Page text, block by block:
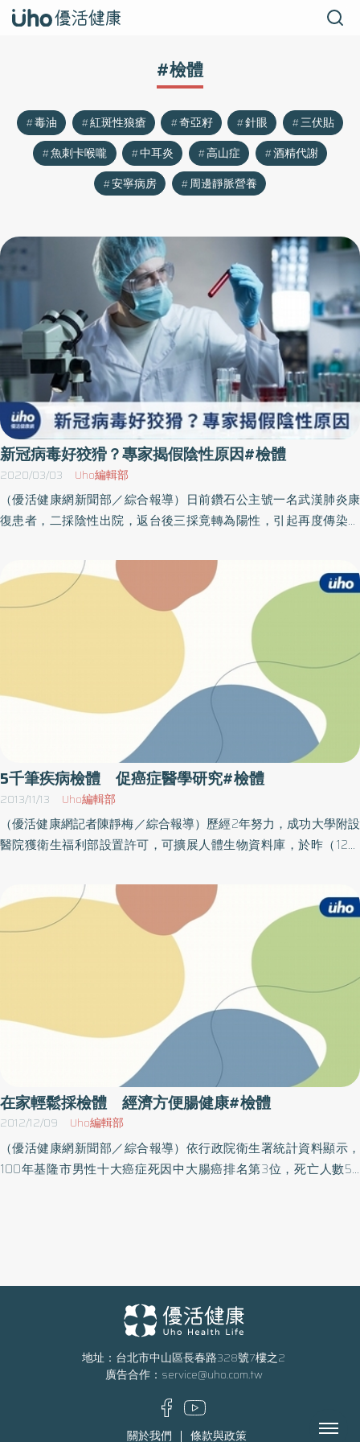
#檢體
毒油 紅斑性狼瘡 奇亞籽 針眼
三伏貼
魚刺卡喉嚨
中耳炎 高山症
酒精代謝
安寧病房
周邊靜脈營養
新冠病毒好狡猾？專家揭假陰性原因#檢體
2020/03/03 Uho編輯部
（優活健康網新聞部／綜合報導）日前鑽石公主號一名武漢肺炎康
復患者，二採陰性出院，返台後三採竟轉為陽性，引起再度傳染擔
師蔡宗仁表示，採檢病毒量越多，越容易檢測出來，而病毒量又受
患者病程、採檢部位等因素影響，後續核酸萃取也會影響結果判
讀，提醒檢驗陰性的民眾別輕忽，短期仍要做好保護措施，以免感
染他人。病毒核酸如何檢測？蔡宗仁醫檢師受訪時說明，目前主要
以咽喉拭子，採集上呼吸道檢體，拿出棉棒後，其上有病毒，必須
先去活化，避免感染風險，再萃取病毒RNA核酸後，最後用自動分
析儀─病毒即時定量系統（real-time RT-PCR）分析，把RNA核酸反
轉錄成DNA，再放大分析訊號，判斷是陰性還是陽性。新冠病毒核
酸檢測為何假陰性？有以下原因蔡宗仁醫檢師表示，採檢病毒量越
多，越容易檢測出來，受以下因素影響：（1）病毒自身特性和病人
病程武漢肺炎的病程仍不清楚，人體受到感染後，免疫系統會與病
毒「輸贏」拉鋸，病毒數量會高高低低，若採檢時病人病毒量低，
可能會偽陰性，因此不能馬上排除，必須多次採檢。（2）採檢位置
實際上，下呼吸道檢體是較好的檢體，但目前以上呼吸道的咽喉拭
子為主，採檢較方便。若感染者的咽喉處病毒量太少，採檢時可能
和運送新冠病毒是RNA病毒，離開人體後容易死亡和降解。運輸過
程中要保持低溫，不過台灣採檢到實驗室距離短、時間快，難超過
72小時，影響應不大。（4）試劑偵測極限一個病毒可能檢測不到，
但當有一千個病毒時，那就檢測得到，這就是試劑的偵測極限。偵
測極限取決於檢驗的方法原理，若新冠病毒核酸試劑的偵測極限越
低，偵測敏感度越高，假陰性會越少。（5）病毒核酸抽取抽取病毒
核酸過程，會受操作人員或者使用的試劑及設備不同而影響，若抽
取核酸量太少，加上去病毒活化過程，機器也可能測不到，但可以
透過品管措施來克服。檢驗並非0就是100 陰性仍要做好保護蔡宗
仁醫檢師提醒，檢測結果不是0（陰性）就是100（陽性），也有可
能各種因素而呈現偽陰性，只要是疑似接觸者，檢測後雖是陰性，
短時內不要掉以輕心，仍要做好保護措施，以免感染他人。（文章
授權提供／健康醫療網）
5千筆疾病檢體 促癌症醫學研究#檢體
2013/11/13 Uho編輯部
（優活健康網記者陳靜梅／綜合報導）歷經2年努力，成功大學附設
醫院獲衛生福利部設置許可，可擴展人體生物資料庫，於昨（12）
院長表示，成大醫院人體生物資料庫對於資料累積、人才保留和維
持研究實力來說相當重要；許博翔副院長也說，人體生物資料庫就
如同檢體的大本營，集合管理、監控和儲存的功能，不只能讓醫師
創新研究，也應讓民眾了解資料庫的功能，增加檢體的來源。「人
體生物資料庫」為檢體大本營人體生物資料庫的管理是為促進癌症
醫學研究，提供合法、品質穩定、資料齊全的腫瘤組織供醫學之
用，目前可提供肝癌、大腸癌、口腔癌、乳癌、胰臟癌、肺癌、食
道癌、婦科腫瘤、甲狀腺腫瘤、泌尿道腫瘤等疾病的檢體暨病人血
清申請，約5000例左右，並歡迎院外的研究者申請。備齊申請書審
核通過即可提領檢體 作為研究使用此資料庫未來將繼續擴展至良
性腫瘤、內科疾病血液收集等項目。申請者只要具備完整計畫書、
IRB同意函就可提出申請，經人體生物資料庫倫理委員會審核通過並
簽屬合約書之後即可繳費提領檢體，且需於檢體提供滿周年時繳交
檢體使用及成果回報單。生物資料庫不僅提供檢體外，也供基礎研
究委託代檢服務，例如免疫化學染色、組織切片、雷射顯微切割、
在家輕鬆採檢體 經濟方便腸健康#檢體
2012/12/09 Uho編輯部
（優活健康網新聞部／綜合報導）依行政院衛生署統計資料顯示，
100年基隆市男性十大癌症死因中大腸癌排名第3位，死亡人數50
吳澤誠局長呼籲年滿50歲~69歲市民，攜帶健保卡至健保特約醫
院、診所或各區衛生所洽詢後，領到篩檢管，就可在家輕輕鬆鬆採
得檢體，再送回檢驗單位檢驗，不但方便又可達到早期發現早期治
療的目的。請善用政府補助的2年1次糞便潛血檢查服務！
地址：台北市中山區長春路328號7樓之2
廣告合作： service@uho.com.tw
關於我們 條款與政策 Menu